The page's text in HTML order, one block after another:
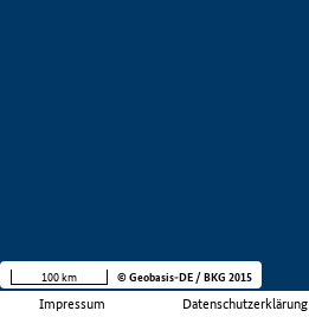
Impressum Datenschutzerklärung
100 km © Geobasis-DE / BKG 2015